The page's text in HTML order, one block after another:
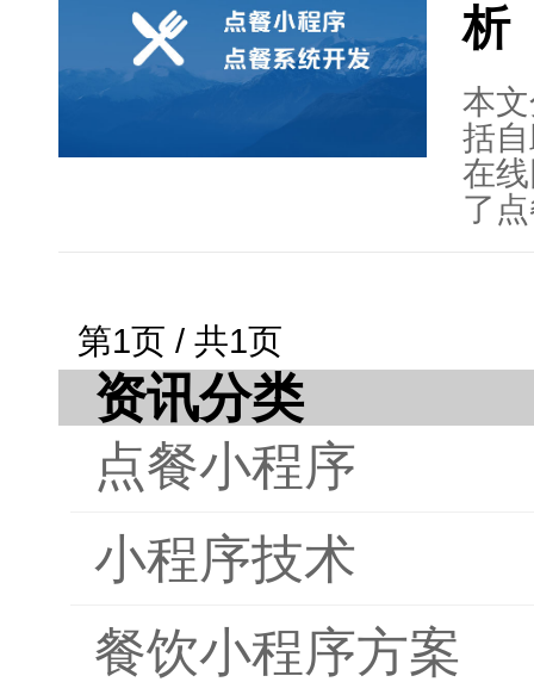
析
本
括
在
了
第1页 / 共1页
资讯分类
点餐小程序
小程序技术
餐饮小程序方案